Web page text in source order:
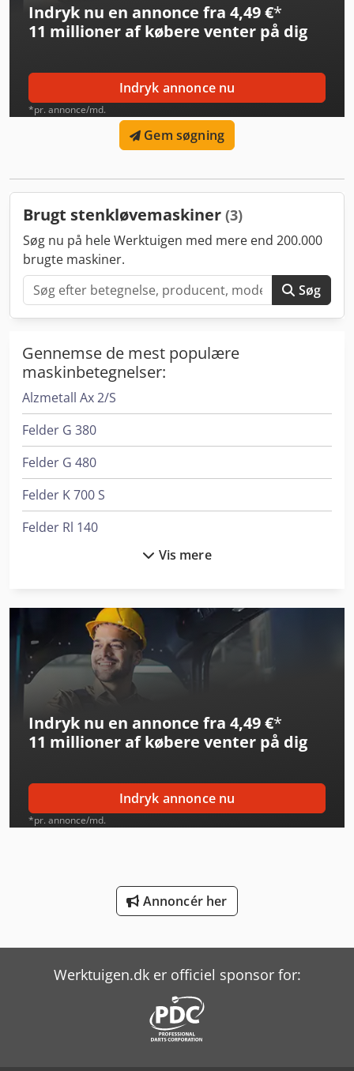
Elektrohydraulisk drev • Robust ramme, designet til
intensiv brug Perfekt til automatisering af produktionen af
Indryk nu en annonce fra 4,49 €*
11 millioner af købere venter på dig
Indryk annonce nu
*pr. annonce/md.
Gem søgning
Brugt stenkløvemaskiner (3)
Søg nu på hele Werktuigen med mere end 200.000
brugte maskiner.
Søg
Gennemse de mest populære
maskinbetegnelser:
Alzmetall Ax 2/S
Felder G 380
Felder G 480
Felder K 700 S
Felder Rl 140
Graule As 450
Haas St-20
Haas Tl-2
Knoll K-3
Komatsu Hb365Lc-3
Linde L 10
Linde L 12
Linde Reachstacker
Linde Sideloader
Man L 2000
Man Tgl 10
Manitou Mla-T 516-75 H
Vis mere
Indryk nu en annonce fra 4,49 €*
11 millioner af købere venter på dig
Indryk annonce nu
*pr. annonce/md.
Annoncér her
Werktuigen.dk er officiel sponsor for: